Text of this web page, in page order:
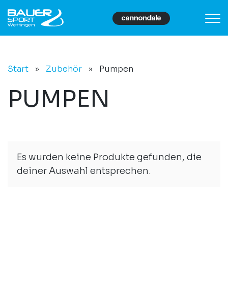
Start » Zubehör » Pumpen
PUMPEN
Es wurden keine Produkte gefunden, die
deiner Auswahl entsprechen.